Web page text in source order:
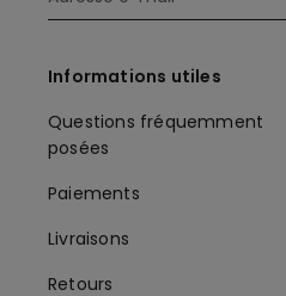
Informations utiles
Questions fréquemment
posées
Paiements
Livraisons
Retours